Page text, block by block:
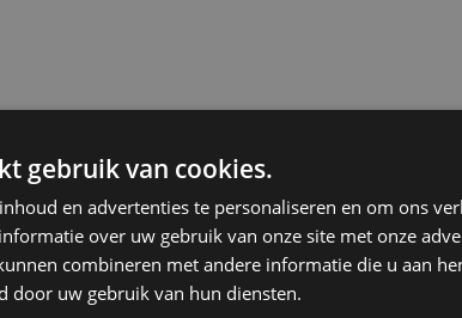
gebruik van cookies.
en advertenties te personaliseren en om ons
over uw gebruik van onze site met onze
combineren met andere informatie die u aan
door uw gebruik van hun diensten.